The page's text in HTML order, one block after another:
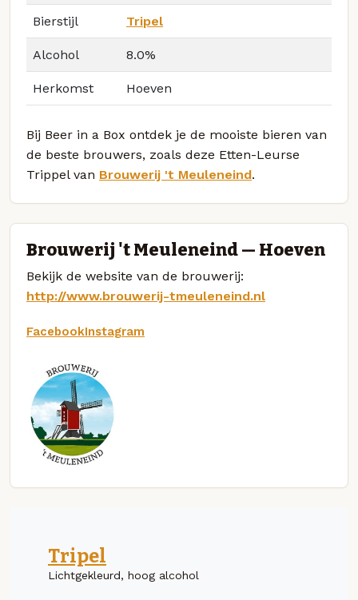
Bierstijl Tripel
Alcohol 8.0%
Herkomst Hoeven
Bij Beer in a Box ontdek je de mooiste bieren van
de beste brouwers, zoals deze Etten-Leurse
Trippel van Brouwerij 't Meuleneind.
Brouwerij 't Meuleneind — Hoeven
Bekijk de website van de brouwerij:
http://www.brouwerij-tmeuleneind.nl
FacebookInstagram
Tripel
Lichtgekleurd, hoog alcohol